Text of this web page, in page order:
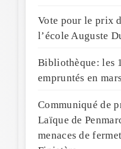
Vote pour le prix
l’école Auguste
Bibliothèque: les
empruntés en
Communiqué de
Laïque de
menaces de